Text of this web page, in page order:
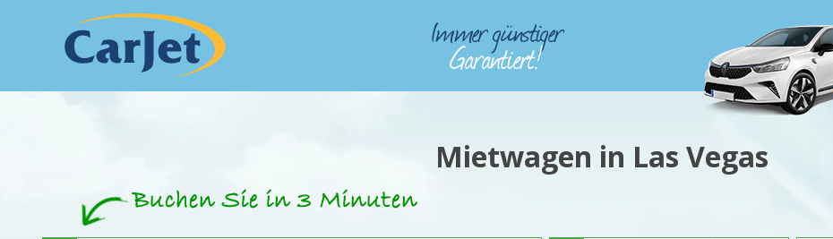
Mietwagen in Las Vegas